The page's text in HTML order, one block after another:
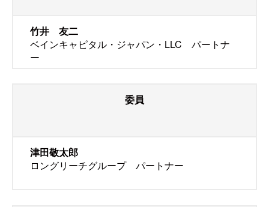
竹井 友二
ベインキャピタル・ジャパン・LLC パートナ
ー
委員
津田敬太郎
ロングリーチグループ パートナー